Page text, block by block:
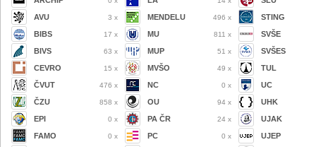
AVU 3 x
BIBS 17 x
BIVS 63 x
CEVRO 15 x
ČVUT 476 x
ČZU 858 x
EPI 0 x
FAMO 0 x
MENDELU 496 x
MU 811 x
MUP 51 x
MVŠO 49 x
NC 0 x
OU 94 x
PA ČR 24 x
PC 0 x
STING
SVŠE
SVŠES
TUL
UC
UHK
UJAK
UJEP